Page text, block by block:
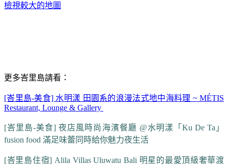
檢視較大的地圖
更多峇里島請看：
[峇里島-美食] 水明漾 田園系的浪漫法式地中海料理 ~ MÉTIS
Restaurant, Lounge & Gallery
[峇里島-美食] 夜店風時尚海濱餐廳 @水明漾「Ku De Ta」
fusion food 滿足味蕾同時給你魅力夜生活
[峇里島住宿] Alila Villas Uluwatu Bali 明星的最愛頂級奢華渡